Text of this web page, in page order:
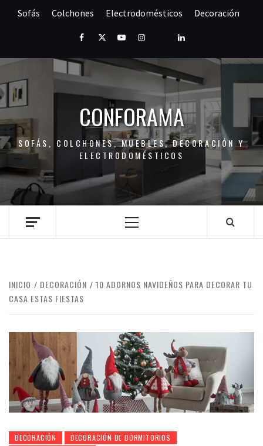
Sofás Colchones Electrodomésticos Decoración
FacebookTwitterYoutubeInstagramPinterestLinkedIn
CONFORAMA
SOFÁS, COLCHONES, MUEBLES, DECORACIÓN Y
ELECTRODOMÉSTICOS
Menú
INICIO DECORACIÓN
10 ADORNOS NAVIDEÑOS PARA DECORAR TU
CASA ESTAS FIESTAS
DECORACIÓN
DECORACIÓN DE DORMITORIOS